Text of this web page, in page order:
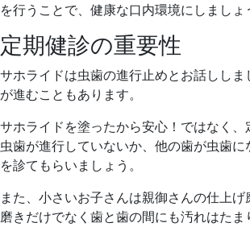
を行うことで、健康な口内環境にしましょ
定期健診の重要性
サホライドは虫歯の進行止めとお話しし
が進むこともあります。
サホライドを塗ったから安心！ではなく
虫歯が進行していないか、他の歯が虫歯
を診てもらいましょう。
また、小さいお子さんは親御さんの仕上
磨きだけでなく歯と歯の間にも汚れはた